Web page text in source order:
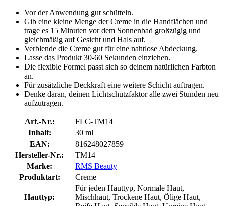
Vor der Anwendung gut schütteln.
Gib eine kleine Menge der Creme in die Handflächen und
trage es 15 Minuten vor dem Sonnenbad großzügig und
gleichmäßig auf Gesicht und Hals auf.
Verblende die Creme gut für eine nahtlose Abdeckung.
Lasse das Produkt 30-60 Sekunden einziehen.
Die flexible Formel passt sich so deinem natürlichen Farbton
an.
Für zusätzliche Deckkraft eine weitere Schicht auftragen.
Denke daran, deinen Lichtschutzfaktor alle zwei Stunden neu
aufzutragen.
Art.-Nr.:
FLC-TM14
Inhalt:
30 ml
EAN:
816248027859
Hersteller-Nr.:
TM14
Marke:
RMS Beauty
Produktart:
Creme
Hauttyp:
Für jeden Hauttyp, Normale Haut,
Mischhaut, Trockene Haut, Ölige Haut,